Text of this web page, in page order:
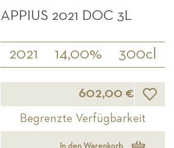
APPIUS 2021 DOC 3L
2021 14,00% 300cl
602,00 €
Begrenzte Verfügbarkeit
In den Warenkorb